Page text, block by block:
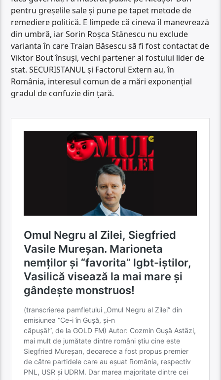
pentru greșelile sale și pune pe tapet metode de
remediere politică. E limpede că cineva îl manevrează
din umbră, iar Sorin Roșca Stănescu nu exclude
varianta în care Traian Băsescu să fi fost contactat de
Viktor Bout însuși, vechi partener al fostului lider de
stat. SECURISTANUL și Factorul Extern au, în
România, interesul comun de a mări exponențial
gradul de confuzie din țară.